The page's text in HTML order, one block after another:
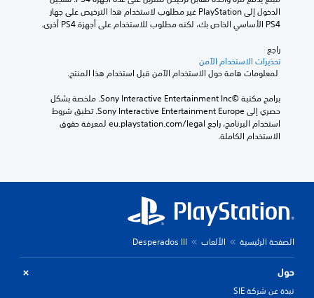
PS4 الأساسي الخاص بك، لكنه مطلوب للاستخدام على أجهزة PS4 أخرى.
راجع
تحذيرات الاستخدام الآمن
الاستخدام الكاملة.
الصفحة الرئيسية الألعاب Desperados III
حول
نبذة عن شركة SIE